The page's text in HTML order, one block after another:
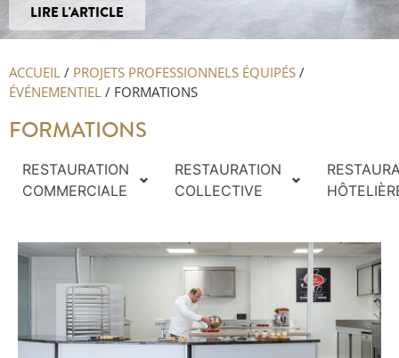
LIRE L'ARTICLE
ACCUEIL / PROJETS PROFESSIONNELS ÉQUIPÉS /
ÉVÉNEMENTIEL / FORMATIONS
FORMATIONS
RESTAURATION
COMMERCIALE
RESTAURATION
COLLECTIVE